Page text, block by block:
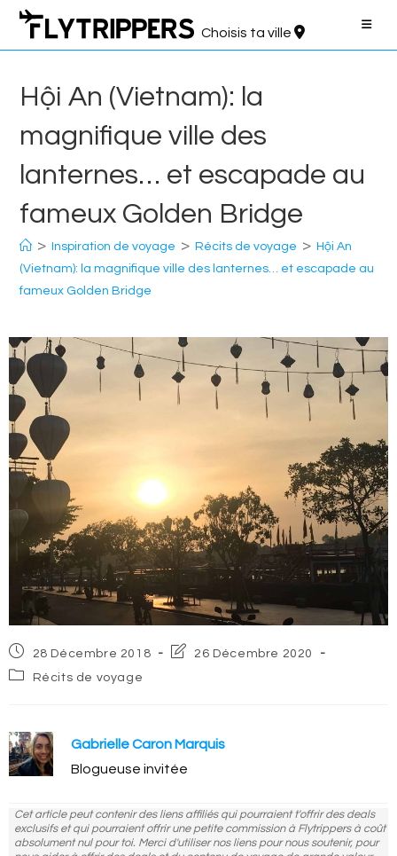
Aller
contenu
Choisis ta ville
Hội An (Vietnam): la
magnifique ville des
lanternes… et escapade au
fameux Golden Bridge
> Inspiration de voyage > Récits de voyage > Hội An
(Vietnam): la magnifique ville des lanternes… et escapade au
fameux Golden Bridge
Post
published:
28 Décembre 2018
Post26 Décembre 2020
PostRécits de voyage
Gabrielle Caron Marquis
Blogueuse invitée
Cet article peut contenir des liens affiliés qui pourraient t'offrir des deals
exclusifs et qui pourraient offrir une petite commission à Flytrippers à coût
absolument nul pour toi. Merci d'utiliser nos liens pour nous soutenir, pour